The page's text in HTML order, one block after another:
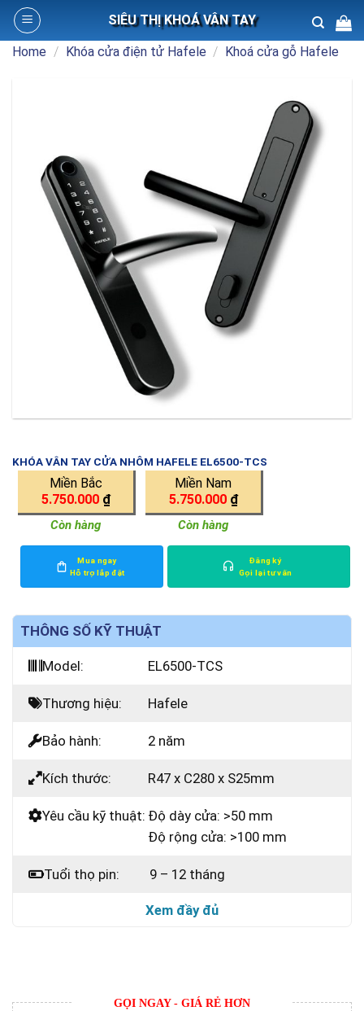
Skip
content
SIÊU THỊ KHOÁ VÂN TAY
Home / Khóa cửa điện tử Hafele / Khoá cửa gỗ Hafele
KHÓA VÂN TAY CỬA NHÔM HAFELE EL6500-TCS
Miền Bắc
5.750.000 ₫
Còn hàng
Miền Nam
5.750.000 ₫
Còn hàng
Mua ngay
Hỗ trợ lắp đặt
Đăng ký
Gọi lại tư vấn
THÔNG SỐ KỸ THUẬT
Model: EL6500-TCS
Thương hiệu: Hafele
Bảo hành: 2 năm
Kích thước: R47 x C280 x S25mm
Yêu cầu kỹ thuật: Độ dày cửa: >50 mm
Độ rộng cửa: >100 mm
Tuổi thọ pin: 9 – 12 tháng
Xem đầy đủ
GỌI NGAY - GIÁ RẺ HƠN